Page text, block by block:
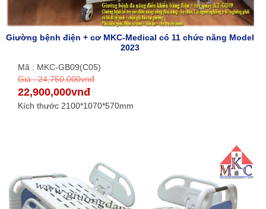
Giường bệnh điện + cơ MKC-Medical có 11 chức năng Model
2023
Mã : MKC-GB09(C05)
Giá : 24,750,000vnđ
22,900,000vnđ
Kích thước 2100*1070*570mm